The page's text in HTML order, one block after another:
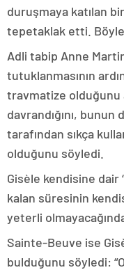
duruşmaya katılan
tepetaklak etti.
Adli tabip Anne
tutuklanmasının
travmatize olduğunu
davrandığını, bunun
tarafından sıkça
olduğunu söyledi.
Gisèle kendisine dair
kalan süresinin
yeterli
Sainte-Beuve ise
bulduğunu söyledi: